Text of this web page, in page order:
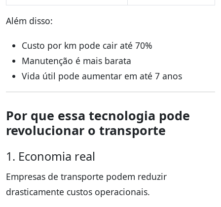
Além disso:
Custo por km pode cair até 70%
Manutenção é mais barata
Vida útil pode aumentar em até 7 anos
Por que essa tecnologia pode
revolucionar o transporte
1. Economia real
Empresas de transporte podem reduzir
drasticamente custos operacionais.